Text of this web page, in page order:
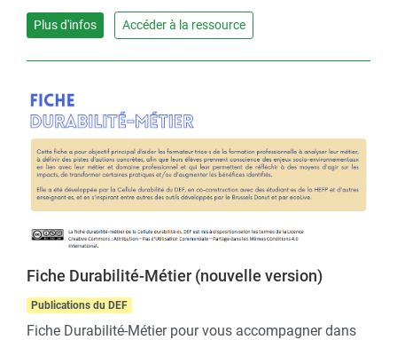
Plus d'infos Accéder à la ressource
Fiche Durabilité-Métier (nouvelle version)
Publications du DEF
Fiche Durabilité-Métier pour vous accompagner dans